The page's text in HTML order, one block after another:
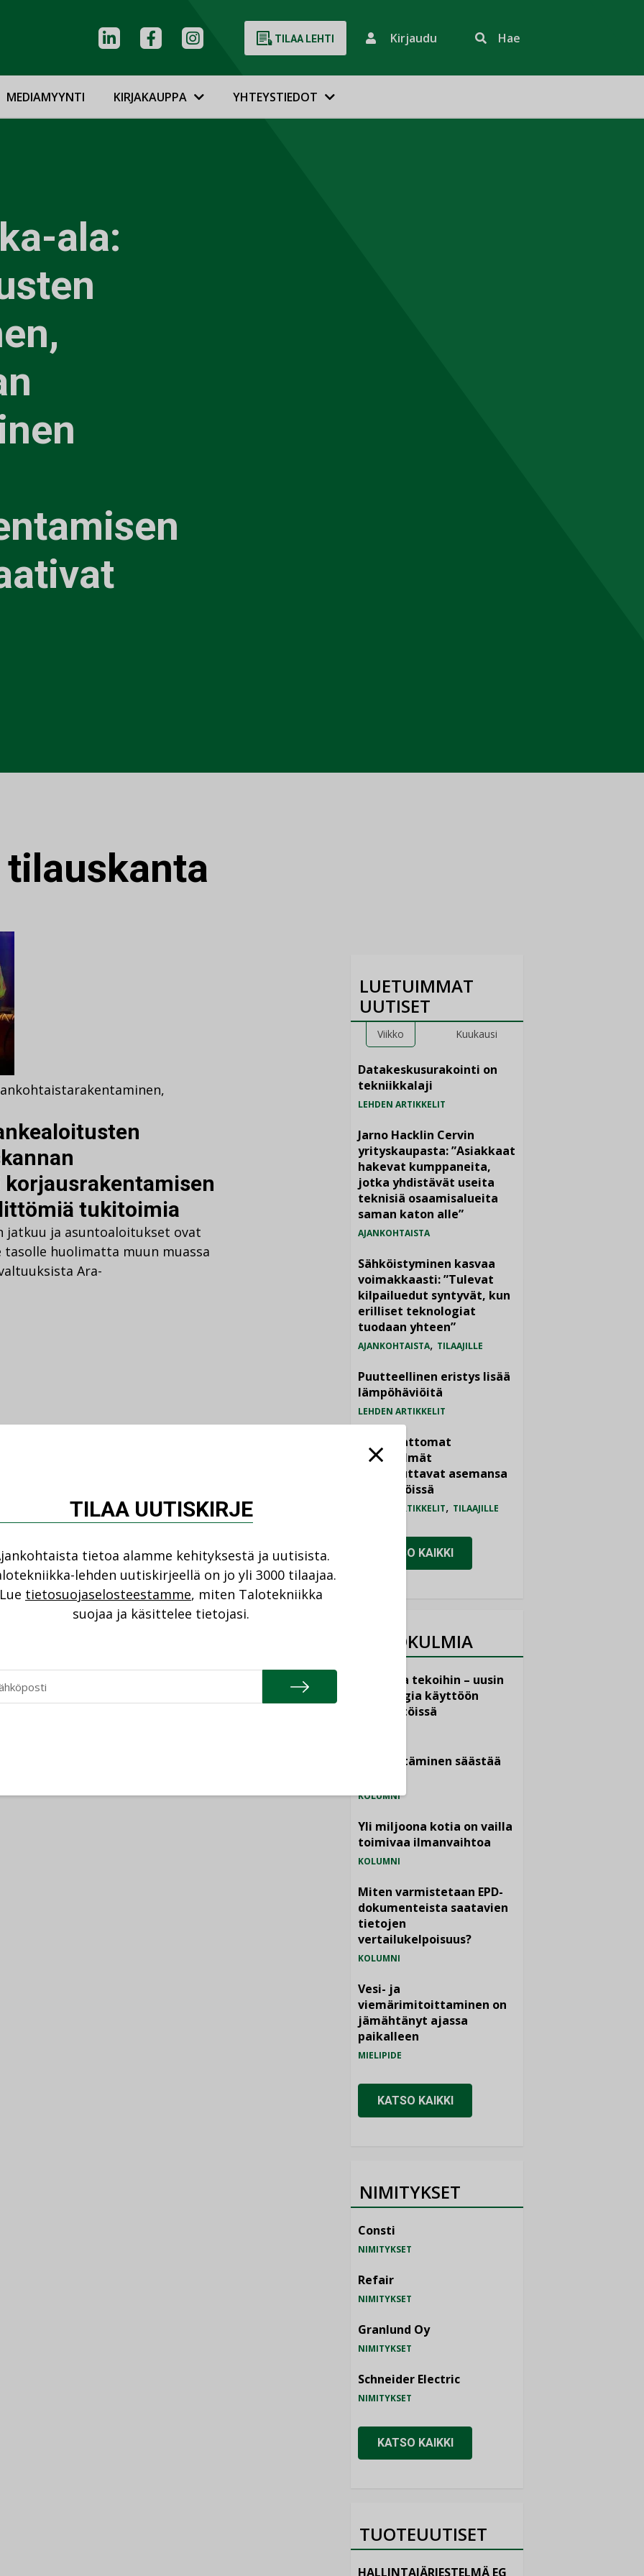
TILAA LEHTI Kirjaudu Hae
MEDIAMYYNTI KIRJAKAUPPA YHTEYSTIEDOT
ala:
tilauskanta
rakentaminen,
tukitoimia
jatkuu ja asuntoaloitukset ovat
tasolle huolimatta muun muassa
Ara-
LUETUIMMAT
UUTISET
Viikko Kuukausi
Datakeskusurakointi on
tekniikkalaji
LEHDEN ARTIKKELIT
Jarno Hacklin Cervin
yrityskaupasta: ”Asiakkaat
hakevat kumppaneita,
jotka yhdistävät useita
teknisiä osaamisalueita
saman katon alle”
AJANKOHTAISTA
Sähköistyminen kasvaa
voimakkaasti: ”Tulevat
kilpailuedut syntyvät, kun
erilliset teknologiat
tuodaan yhteen”
AJANKOHTAISTA, TILAAJILLE
Puutteellinen eristys lisää
lämpöhäviöitä
LEHDEN ARTIKKELIT
Kaivamattomat
menetelmät
vakiinnuttavat asemansa
taloyhtiöissä
LEHDEN ARTIKKELIT, TILAAJILLE
KATSO KAIKKI
NÄKÖKULMIA
Puheista tekoihin – uusin
teknologia käyttöön
kiinteistöissä
Sähköistäminen säästää
KOLUMNI
Yli miljoona kotia on vailla
toimivaa ilmanvaihtoa
KOLUMNI
Miten varmistetaan EPD-
dokumenteista saatavien
tietojen
vertailukelpoisuus?
KOLUMNI
Vesi- ja
viemärimitoittaminen on
jämähtänyt ajassa
paikalleen
MIELIPIDE
KATSO KAIKKI
NIMITYKSET
Consti
NIMITYKSET
Refair
NIMITYKSET
Granlund Oy
NIMITYKSET
Schneider Electric
NIMITYKSET
KATSO KAIKKI
TUOTEUUTISET
HALLINTAJÄRJESTELMÄ EG
TILAA UUTISKIRJE
tietoa alamme kehityksestä ja uutisista.
lehden uutiskirjeellä on jo yli 3000 tilaajaa.
Lue tietosuojaselosteestamme, miten Talotekniikka
suojaa ja käsittelee tietojasi.